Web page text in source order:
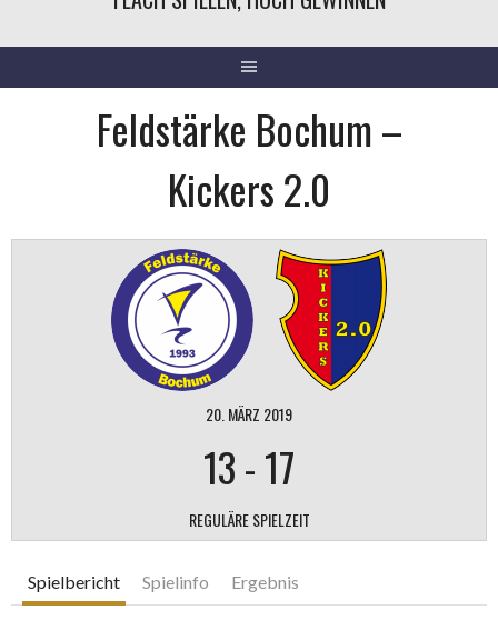
Feldstärke Bochum –
Kickers 2.0
20. MÄRZ 2019
13-17
REGULÄRE SPIELZEIT
Spielbericht Spielinfo Ergebnis